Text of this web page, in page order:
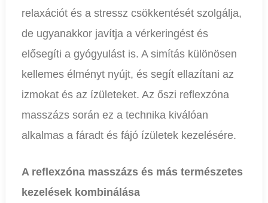
relaxációt és a stressz csökkentését szolgálja,
de ugyanakkor javítja a vérkeringést és
elősegíti a gyógyulást is. A simítás különösen
kellemes élményt nyújt, és segít ellazítani az
izmokat és az ízületeket. Az őszi reflexzóna
masszázs során ez a technika kiválóan
alkalmas a fáradt és fájó ízületek kezelésére.
A reflexzóna masszázs és más természetes
kezelések kombinálása